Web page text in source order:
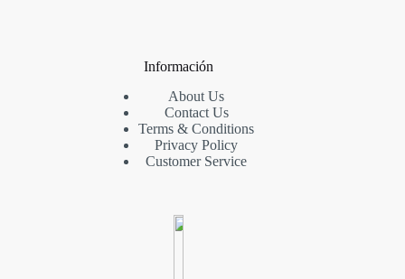
Información
About Us
Contact Us
Terms & Conditions
Privacy Policy
Customer Service